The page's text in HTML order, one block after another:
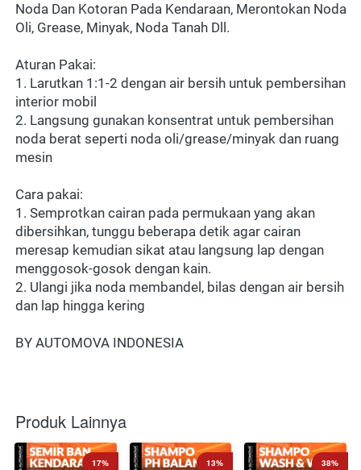
Noda Dan Kotoran Pada Kendaraan, Merontokan Noda
Oli, Grease, Minyak, Noda Tanah Dll.
Aturan Pakai:
1. Larutkan 1:1-2 dengan air bersih untuk pembersihan
interior mobil
2. Langsung gunakan konsentrat untuk pembersihan
noda berat seperti noda oli/grease/minyak dan ruang
mesin
Cara pakai:
1. Semprotkan cairan pada permukaan yang akan
dibersihkan, tunggu beberapa detik agar cairan
meresap kemudian sikat atau langsung lap dengan
menggosok-gosok dengan kain.
2. Ulangi jika noda membandel, bilas dengan air bersih
dan lap hingga kering
BY AUTOMOVA INDONESIA
Produk Lainnya
17% 13% 38%